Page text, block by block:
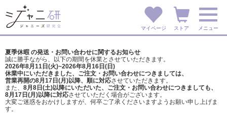
マイページ ストア メニュー
夏季休暇 の発送・お問い合わせに関するお知らせ
誠に勝手ながら、以下の期間を休業とさせていただきます。
2026年8月11日(火)~2026年8月16日(日)
休業中にいただきました、ご注文・お問い合わせにつきましては、
営業再開の8月17日(月)以降、順に対応させていただきます。
また、 8月8日(土)以降にいただいた、ご注文・ お問い合わせにつきましても、
8月17日(月)以降に対応させていただく場合がございます。
大変ご迷惑をおかけしますが、 何卒ご了承くださいますようお願い申し上げま
す。